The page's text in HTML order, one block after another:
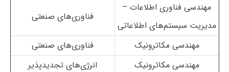
مهندسی فناوری اطلاعات –
مدیریت سیستم‌های اطلاعاتی
فناوری‌های صنعتی
مهندسی مکاترونیک
فناوری‌های صنعتی
مهندسی مکاترونیک
انرژی‌های تجدیدپذیر